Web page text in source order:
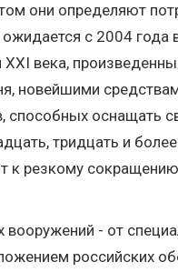
они определяют
ожидается с 2004
века,
новейшими
способных оснащать
тридцать и
к резкому
- от
российских